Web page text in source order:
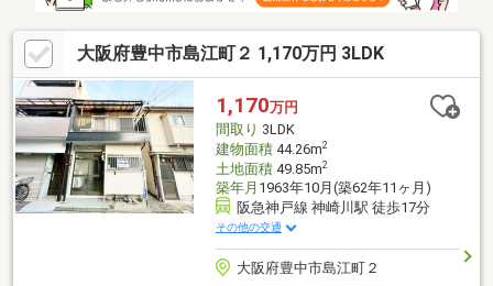
大阪府豊中市島江町２ 1,170万円 3LDK
1,170万円
間取り 3LDK
建物面積44.26m2
土地面積49.85m2
築年月 1963年10月(築62年11ヶ月)
阪急神戸線 神崎川駅 徒歩17分
その他の交通
大阪府豊中市島江町２